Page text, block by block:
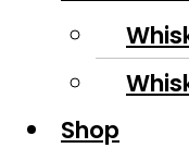
Shop